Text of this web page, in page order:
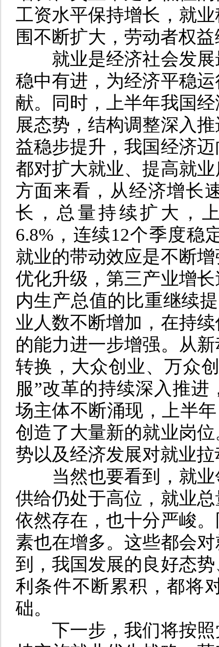
工资水平保持增长，就
围不断扩大，劳动者权
就业是经济社会发
稳中有进，为经济平稳
献。 同时 ，
上半年我国
展态势，结构调整深入
益稳步提升，我国经济
都对扩大就业、提高就
方面来看 ， 从经济增长
长，总量持续扩大，
6.8%，连续12个季度稳
就业的带动效应是不断
优化升级，第三产业增
内生产总值的比重继续
业人数不断增加，在持
的能力进一步增强。
从
转换，大众创业、万众
服”改革的持续深入推
场主体不断涌现，上半
创造了大量新的就业岗
势以及经济发展对就业
当然也要看到，就
供给仍处于高位，就业
依然存在，也十分严峻
素也在增多。这些都会
到，我国发展的良好态
利条件不断累积，都将
础。
下一步，我们将按